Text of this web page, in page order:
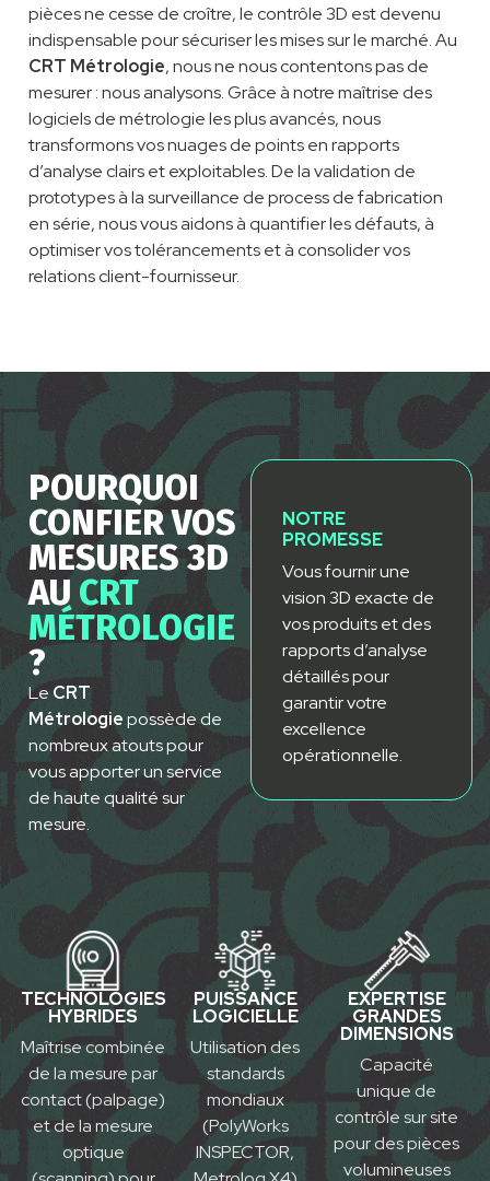
pièces ne cesse de croître, le contrôle 3D est devenu
indispensable pour sécuriser les mises sur le marché.Au
CRT Métrologie, nous ne nous contentons pas de
mesurer : nous analysons. Grâce à notre maîtrise des
logiciels de métrologie les plus avancés, nous
transformons vos nuages de points en rapports
d’analyse clairs et exploitables. De la validation de
prototypes à la surveillance de process de fabrication
en série, nous vous aidons à quantifier les défauts, à
optimiser vos tolérancements et à consolider vos
relations client-fournisseur.
POURQUOI
CONFIER VOS
MESURES 3D
AU CRT
MÉTROLOGIE
?
LeCRT
Métrologiepossède de
nombreux atouts pour
vousapporter un service
de haute qualité sur
mesure.
NOTRE
PROMESSE
Vous fournir une
vision 3D exacte de
vos produits et des
rapports d’analyse
détaillés pour
garantir votre
excellence
opérationnelle.
TECHNOLOGIES
HYBRIDES
Maîtrise combinée
de la mesure par
contact (palpage)
et de la mesure
optique
PUISSANCE
LOGICIELLE
Utilisation des
standards
mondiaux
(PolyWorks
INSPECTOR,
EXPERTISE
GRANDES
DIMENSIONS
Capacité
unique de
contrôle sur site
pour despièces
volumineuses